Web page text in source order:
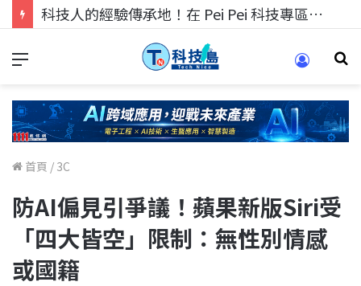
科技人找工作，就到TECH+ 科技專區!
首頁 / 3C
防AI偏見引爭議！蘋果新版Siri受
「四大皆空」限制：無性別情感
或國籍